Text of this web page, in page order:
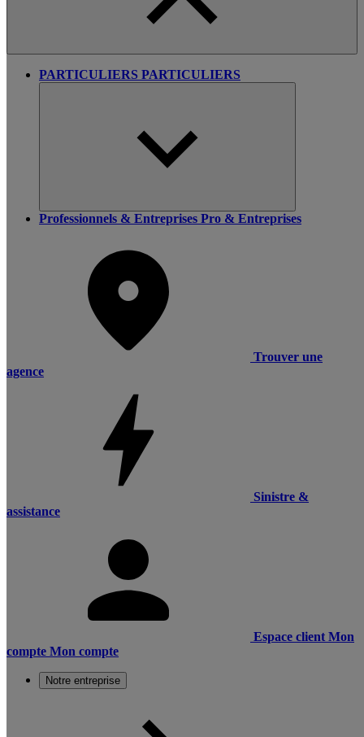
PARTICULIERS PARTICULIERS
Professionnels & Entreprises Pro & Entreprises
Trouver une
agence
Sinistre &
assistance
Espace client Mon
compte Mon compte
Notre entreprise